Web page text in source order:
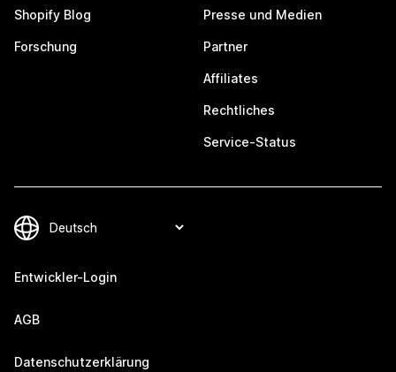
Shopify Blog
Forschung
Presse und Medien
Partner
Affiliates
Rechtliches
Service-Status
Entwickler-Login
AGB
Datenschutzerklärung